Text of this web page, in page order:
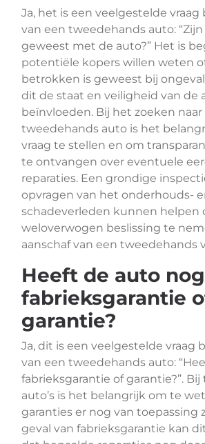
Ja, het is een veelgestelde vraag
van een tweedehands auto:
geweest met de auto?” Het is
potentiële kopers willen weten
betrokken is geweest bij
dit de staat en veiligheid van de
beïnvloeden. Bij het zoeken naar
tweedehands auto is het
vraag te stellen en om
te ontvangen over eventuele
reparaties. Een grondige
opvragen van het onderhouds-
schadeverleden kunnen helpen
weloverwogen beslissing te
aanschaf van een tweedehands
Heeft de auto nog
fabrieksgarantie
garantie?
Ja, dit is een veelgestelde vraag
van een tweedehands auto:
fabrieksgarantie of garantie?”.
auto’s is het belangrijk om te
garanties er nog van toepassing
geval van fabrieksgarantie kan